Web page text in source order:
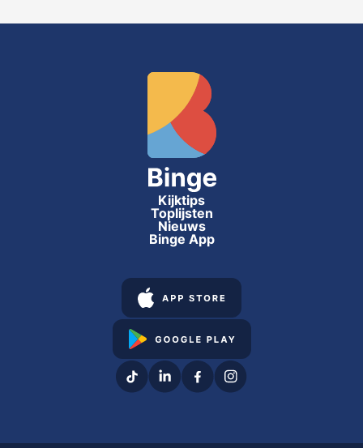
Kijktips
Toplijsten
Nieuws
Binge App